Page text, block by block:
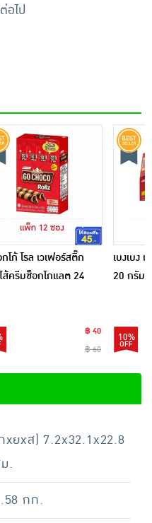
อไป
โก้ โรล เวเฟอร์สติ๊ก
ส้ครีมช็อกโกแลต 24
฿ 40
฿ 60
เบงเบง
20 กรัม
10%
xยxส) 7.2x32.1x22.8
.
กก.